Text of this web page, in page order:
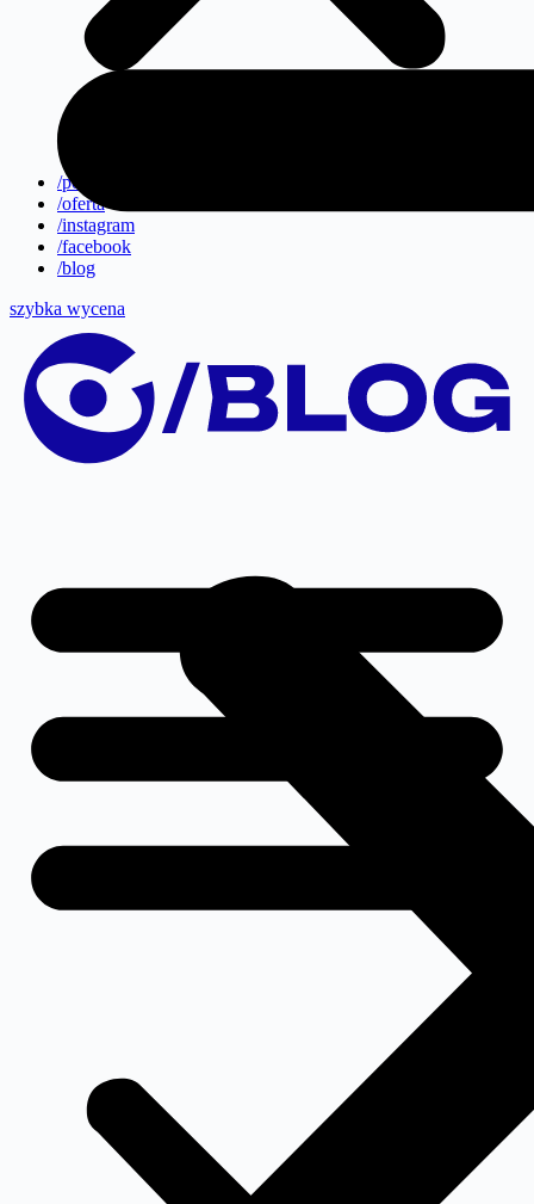
/portfolio
/oferta
/instagram
/facebook
/blog
szybka wycena